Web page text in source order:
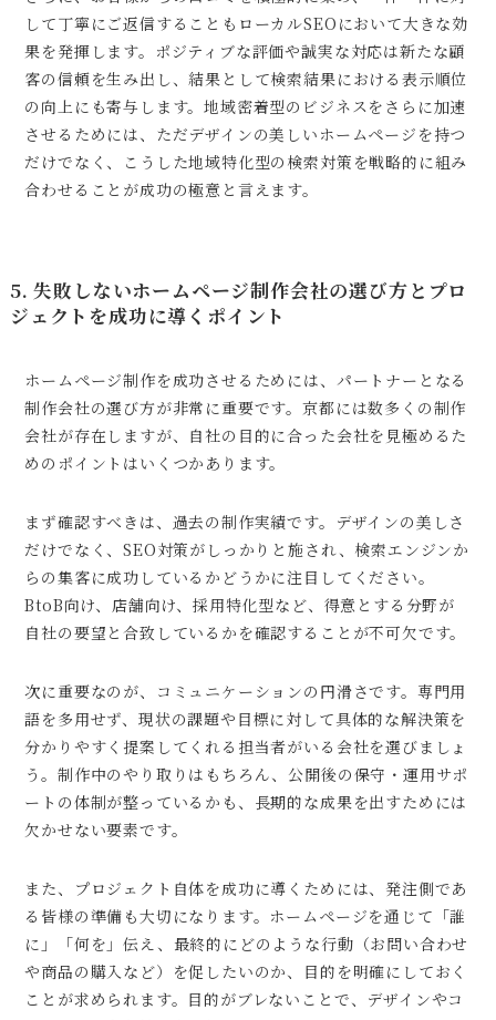
して丁寧にご返信することもローカルSEOにおいて大きな効
果を発揮します。ポジティブな評価や誠実な対応は新たな顧
客の信頼を生み出し、結果として検索結果における表示順位
の向上にも寄与します。地域密着型のビジネスをさらに加速
させるためには、ただデザインの美しいホームページを持つ
だけでなく、こうした地域特化型の検索対策を戦略的に組み
合わせることが成功の極意と言えます。
5. 失敗しないホームページ制作会社の選び方とプロ
ジェクトを成功に導くポイント
ホームページ制作を成功させるためには、パートナーとなる
制作会社の選び方が非常に重要です。京都には数多くの制作
会社が存在しますが、自社の目的に合った会社を見極めるた
めのポイントはいくつかあります。
まず確認すべきは、過去の制作実績です。デザインの美しさ
だけでなく、SEO対策がしっかりと施され、検索エンジンか
らの集客に成功しているかどうかに注目してください。
BtoB向け、店舗向け、採用特化型など、得意とする分野が
自社の要望と合致しているかを確認することが不可欠です。
次に重要なのが、コミュニケーションの円滑さです。専門用
語を多用せず、現状の課題や目標に対して具体的な解決策を
分かりやすく提案してくれる担当者がいる会社を選びましょ
う。制作中のやり取りはもちろん、公開後の保守・運用サポ
ートの体制が整っているかも、長期的な成果を出すためには
欠かせない要素です。
また、プロジェクト自体を成功に導くためには、発注側であ
る皆様の準備も大切になります。ホームページを通じて「誰
に」「何を」伝え、最終的にどのような行動（お問い合わせ
や商品の購入など）を促したいのか、目的を明確にしておく
ことが求められます。目的がブレないことで、デザインやコ